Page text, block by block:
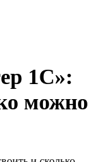
1С»:
можно